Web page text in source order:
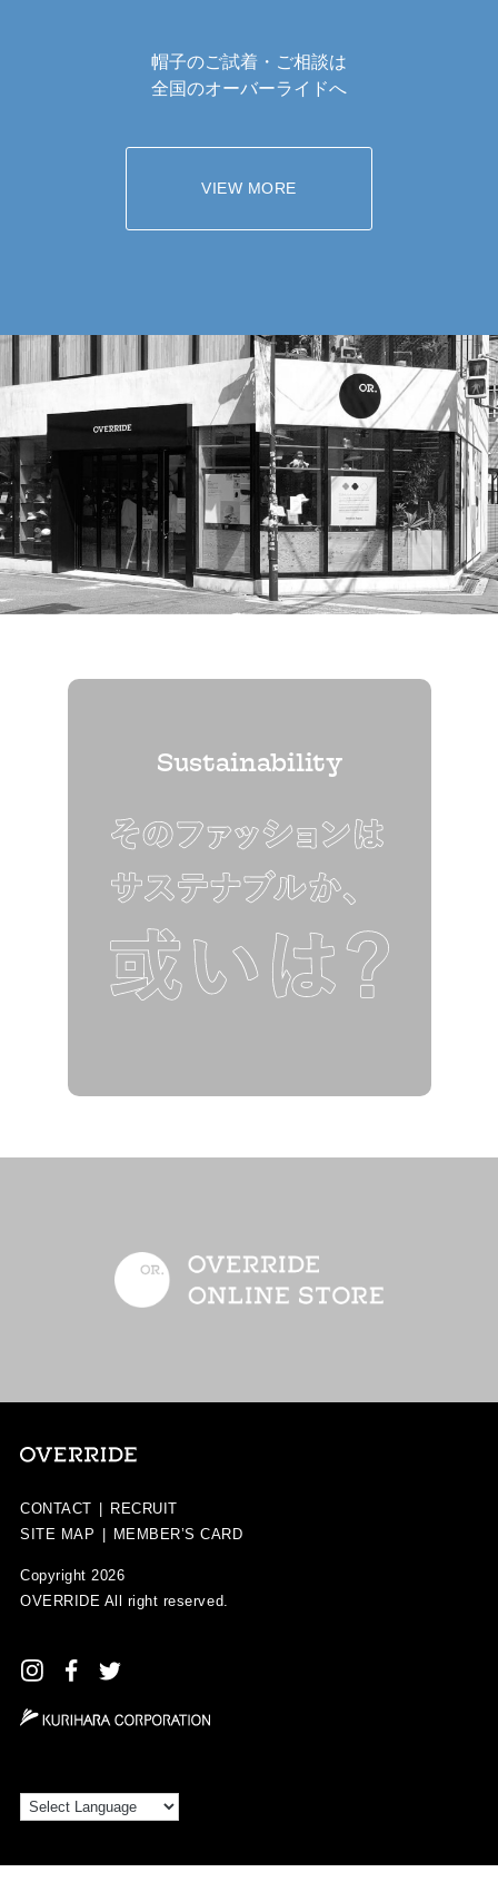
帽子のご試着・ご相談は
全国のオーバーライドへ
VIEW MORE
Sustainability
CONTACT
RECRUIT
SITE MAP
MEMBER’S CARD
Copyright 2026
OVERRIDE All right reserved.